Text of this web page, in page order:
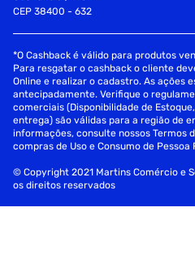
CEP 38400 - 632
*O Cashback é válido para produtos
Para resgatar o cashback o cliente
Online e realizar o cadastro. As ações
antecipadamente. Verifique o
comerciais (Disponibilidade de
entrega) são válidas para a região de
informações, consulte nossos Termos
compras de Uso e Consumo de Pessoa
© Copyright 2021 Martins Comércio e
os direitos reservados